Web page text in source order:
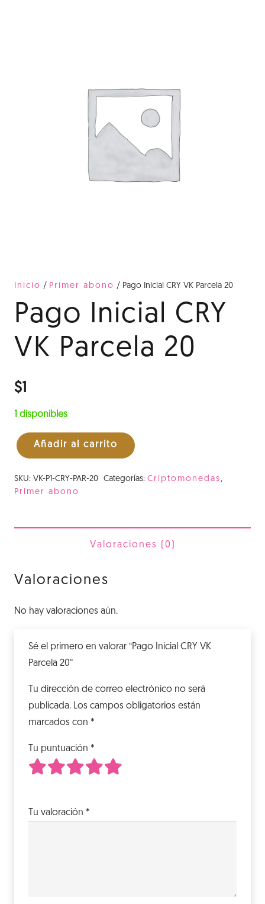
Inicio / Primer abono / Pago Inicial CRY VK Parcela 20
Pago Inicial CRY
VK Parcela 20
$1
1 disponibles
Pago
CRY
Añadir al carrito
SKU: VK-P1-CRY-PAR-20 Categorías: Criptomonedas,
Primer abono
Valoraciones (0)
Valoraciones
No hay valoraciones aún.
Sé el primero en valorar “Pago Inicial CRY VK
Parcela 20”
Tu dirección de correo electrónico no será
publicada. Los campos obligatorios están
marcados con *
Tu puntuación *
Tu valoración *